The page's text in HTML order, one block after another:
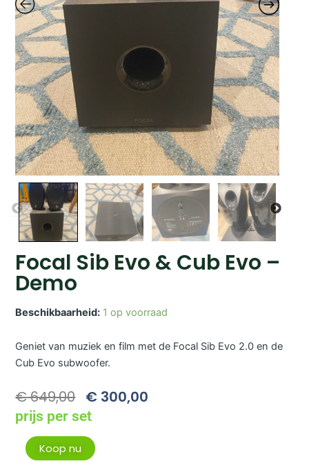
Focal Sib Evo & Cub Evo –
Demo
Beschikbaarheid: 1 op voorraad
Geniet van muziek en film met de Focal Sib Evo 2.0 en de
Cub Evo subwoofer.
€649,00 Oorspronkelijke
Prijs
Was:
€ 649,00.
€ 300,00
prijs per set
Focal
Sib
Koop nu